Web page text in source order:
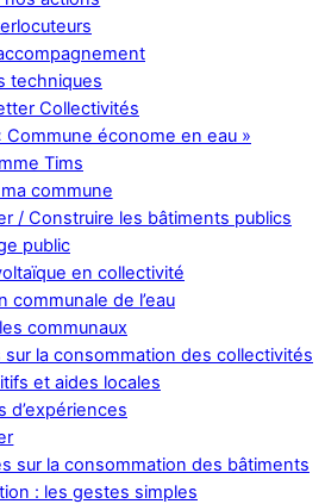
techniques
Collectivités
Commune économe en eau »
Tims
commune
/ Construire les bâtiments publics
public
en collectivité
communale de l’eau
communaux
sur la consommation des collectivités
et aides locales
d’expériences
sur la consommation des bâtiments
: les gestes simples